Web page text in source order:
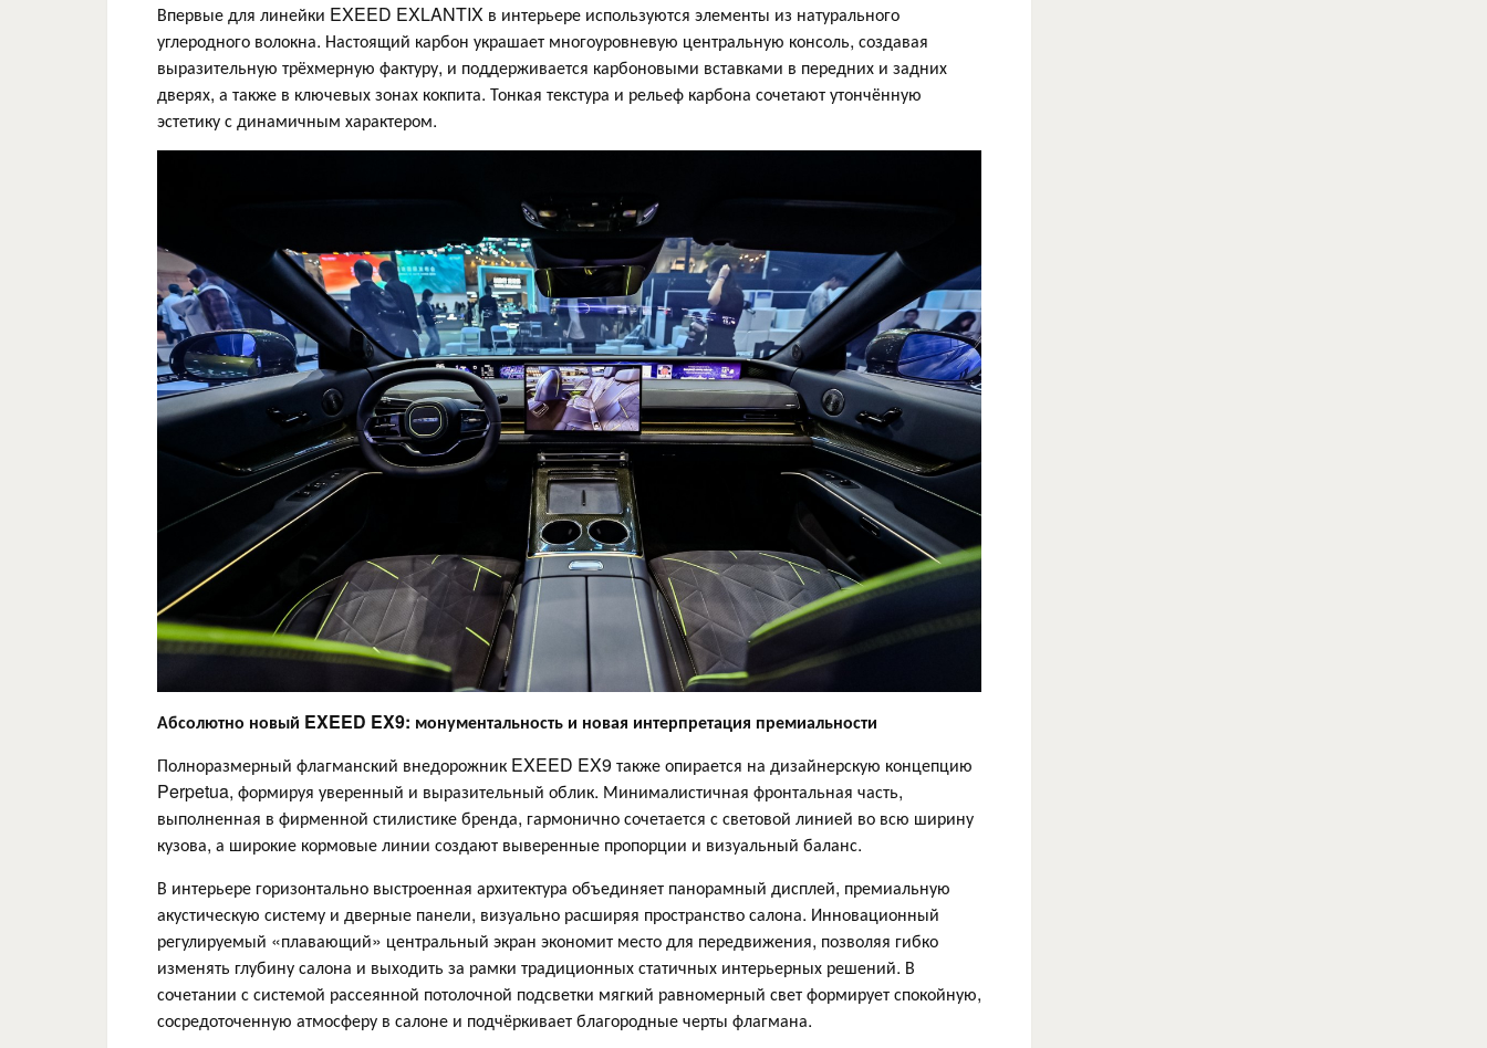
Впервые для линейки EXEED EXLANTIX в интерьере используются элементы из натурального
углеродного волокна. Настоящий карбон украшает многоуровневую центральную консоль, создавая
выразительную трёхмерную фактуру, и поддерживается карбоновыми вставками в передних и задних
дверях, а также в ключевых зонах кокпита. Тонкая текстура и рельеф карбона сочетают утончённую
эстетику с динамичным характером.
Абсолютно новый EXEED EX9: монументальность и новая интерпретация премиальности
Полноразмерный флагманский внедорожник EXEED EX9 также опирается на дизайнерскую концепцию
Perpetua, формируя уверенный и выразительный облик. Минималистичная фронтальная часть,
выполненная в фирменной стилистике бренда, гармонично сочетается с световой линией во всю ширину
кузова, а широкие кормовые линии создают выверенные пропорции и визуальный баланс.
В интерьере горизонтально выстроенная архитектура объединяет панорамный дисплей, премиальную
акустическую систему и дверные панели, визуально расширяя пространство салона. Инновационный
регулируемый «плавающий» центральный экран экономит место для передвижения, позволяя гибко
изменять глубину салона и выходить за рамки традиционных статичных интерьерных решений. В
сочетании с системой рассеянной потолочной подсветки мягкий равномерный свет формирует спокойную,
сосредоточенную атмосферу в салоне и подчёркивает благородные черты флагмана.